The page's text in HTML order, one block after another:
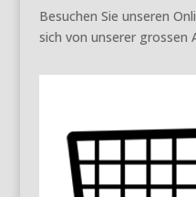
Besuchen Sie unseren
sich von unserer grossen